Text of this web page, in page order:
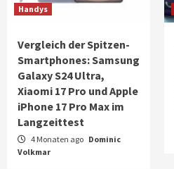
Handys
Vergleich der Spitzen-
Smartphones: Samsung
Galaxy S24 Ultra,
Xiaomi 17 Pro und Apple
iPhone 17 Pro Max im
Langzeittest
4 Monaten ago Dominic
Volkmar